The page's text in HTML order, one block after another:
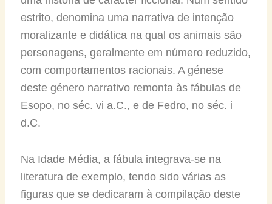
estrito, denomina uma narrativa de intenção
moralizante e didática na qual os animais são
personagens, geralmente em número reduzido,
com comportamentos racionais. A génese
deste género narrativo remonta às fábulas de
Esopo, no séc. vi a.C., e de Fedro, no séc. i
d.C.
Na Idade Média, a fábula integrava-se na
literatura de exemplo, tendo sido várias as
figuras que se dedicaram à compilação deste